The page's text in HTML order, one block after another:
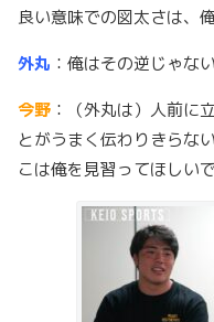
良い意味での図太さは、
外丸 ：俺はその逆じゃな
今野 ：（外丸は）人前に
とがうまく伝わりきらな
こは俺を見習ってほしい